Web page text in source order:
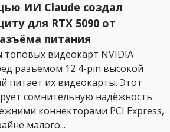
ИИ Claude создал
для RTX 5090 от
питания
видеокарт NVIDIA
разъёмом 12 4-pin высокой
питает их видеокарты. Этот
сомнительную надёжность
коннекторами PCI Express,
малого...